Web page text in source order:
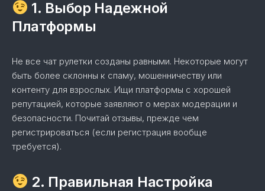
1. Выбор Надежной
Платформы
Не все чат рулетки созданы равными. Некоторые могут
быть более склонны к спаму, мошенничеству или
контенту для взрослых. Ищи платформы с хорошей
репутацией, которые заявляют о мерах модерации и
безопасности. Почитай отзывы, прежде чем
регистрироваться (если регистрация вообще
требуется).
2. Правильная Настройка